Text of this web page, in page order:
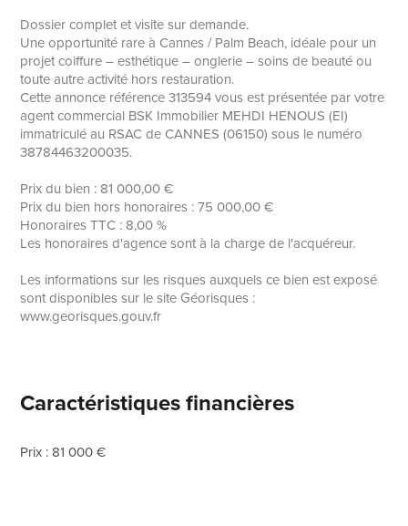
Dossier complet et visite sur demande.
Une opportunité rare à Cannes / Palm Beach, idéale pour un
projet coiffure – esthétique – onglerie – soins de beauté ou
toute autre activité hors restauration.
Cette annonce référence 313594 vous est présentée par votre
agent commercial BSK Immobilier MEHDI HENOUS (EI)
immatriculé au RSAC de CANNES (06150) sous le numéro
38784463200035.
Prix du bien : 81 000,00 €
Prix du bien hors honoraires : 75 000,00 €
Honoraires TTC : 8,00 %
Les honoraires d'agence sont à la charge de l'acquéreur.
Les informations sur les risques auxquels ce bien est exposé
sont disponibles sur le site Géorisques :
www.georisques.gouv.fr
Caractéristiques financières
Prix : 81 000 €